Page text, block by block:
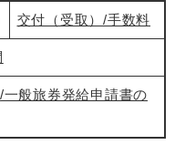
交付（受取）/手数料
般旅券発給申請書の